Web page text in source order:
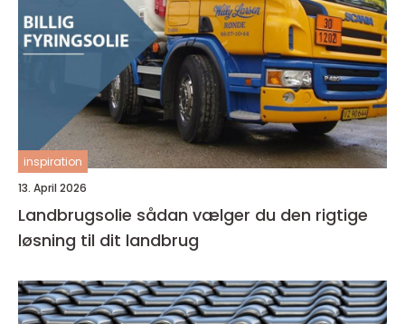
inspiration
13. April 2026
Landbrugsolie sådan vælger du den rigtige
løsning til dit landbrug